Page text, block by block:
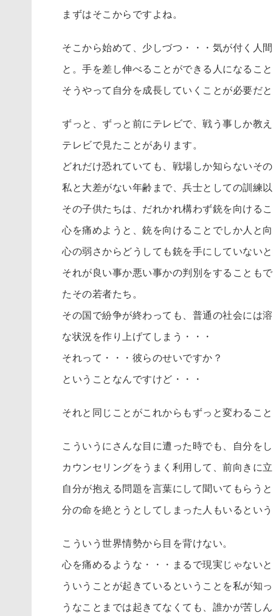
まずはそこからですよね。
そこから始めて、少しづつ・・・気が付く人
と。手を差し伸べることができる人になること
そうやって自分を成長していくことが必要だと
ずっと、ずっと前にテレビで、戦う事しか教
テレビで見たことがあります。
どれだけ恐れていても、戦場しか知らないその
私と大差がない年齢まで、兵士としての訓練
その子供たちは、だれかれ構わず銃を向ける
心を痛めようと、銃を向けることでしか人と
心の弱さからどうしても銃を手にしていないと
それが良い事か悪い事かの判別をすることも
たその若者たち。
その国で紛争が終わっても、普通の社会には
な状況を作り上げてしまう・・・
それって・・・彼らのせいですか？
ということなんですけど・・・
それと同じことがこれからもずっと変わるこ
こういうにさんな目に遭った時でも、自分を
カウンセリングをうまく利用して、前向きに立
自分が抱える問題を言葉にして聞いてもらう
分の命を絶とうとしてしまった人もいるとい
こういう世界情勢から目を背けない。
心を痛めるような・・・まるで現実じゃない
ういうことが起きているということを私が知
うなことまでは起きてなくても、誰かが苦し